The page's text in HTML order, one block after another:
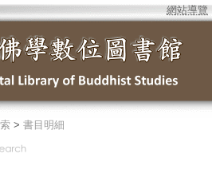
網站導覽
> 書目明細